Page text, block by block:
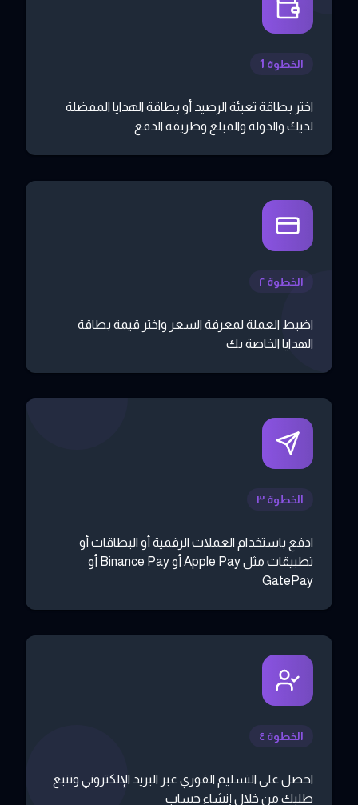
الخطوة 1
اختر بطاقة تعبئة الرصيد أو بطاقة الهدايا المفضلة
لديك والدولة والمبلغ وطريقة الدفع
الخطوة ٢
اضبط العملة لمعرفة السعر واختر قيمة بطاقة
الهدايا الخاصة بك
الخطوة ٣
ادفع باستخدام العملات الرقمية أو البطاقات أو
تطبيقات مثل Apple Pay أو Binance Pay أو
GatePay
الخطوة ٤
احصل على التسليم الفوري عبر البريد الإلكتروني وتتبع
طلبك من خلال إنشاء حساب